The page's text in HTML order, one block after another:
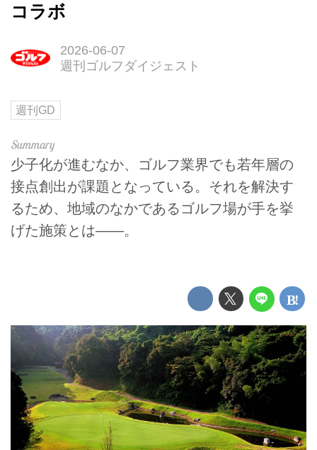
コラボ
2026-06-07
週刊ゴルフダイジェスト
週刊GD
少子化が進むなか、ゴルフ業界でも若年層の
接点創出が課題となっている。それを解決す
るため、地域のなかであるゴルフ場が手を挙
げた施策とは――。